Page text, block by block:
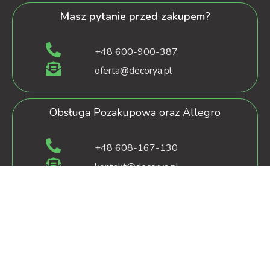
Masz pytanie przed zakupem?
+48 600-900-387
oferta@decorya.pl
Obsługa Pozakupowa oraz Allegro
+48 608-167-130
kontakt@decorya.pl